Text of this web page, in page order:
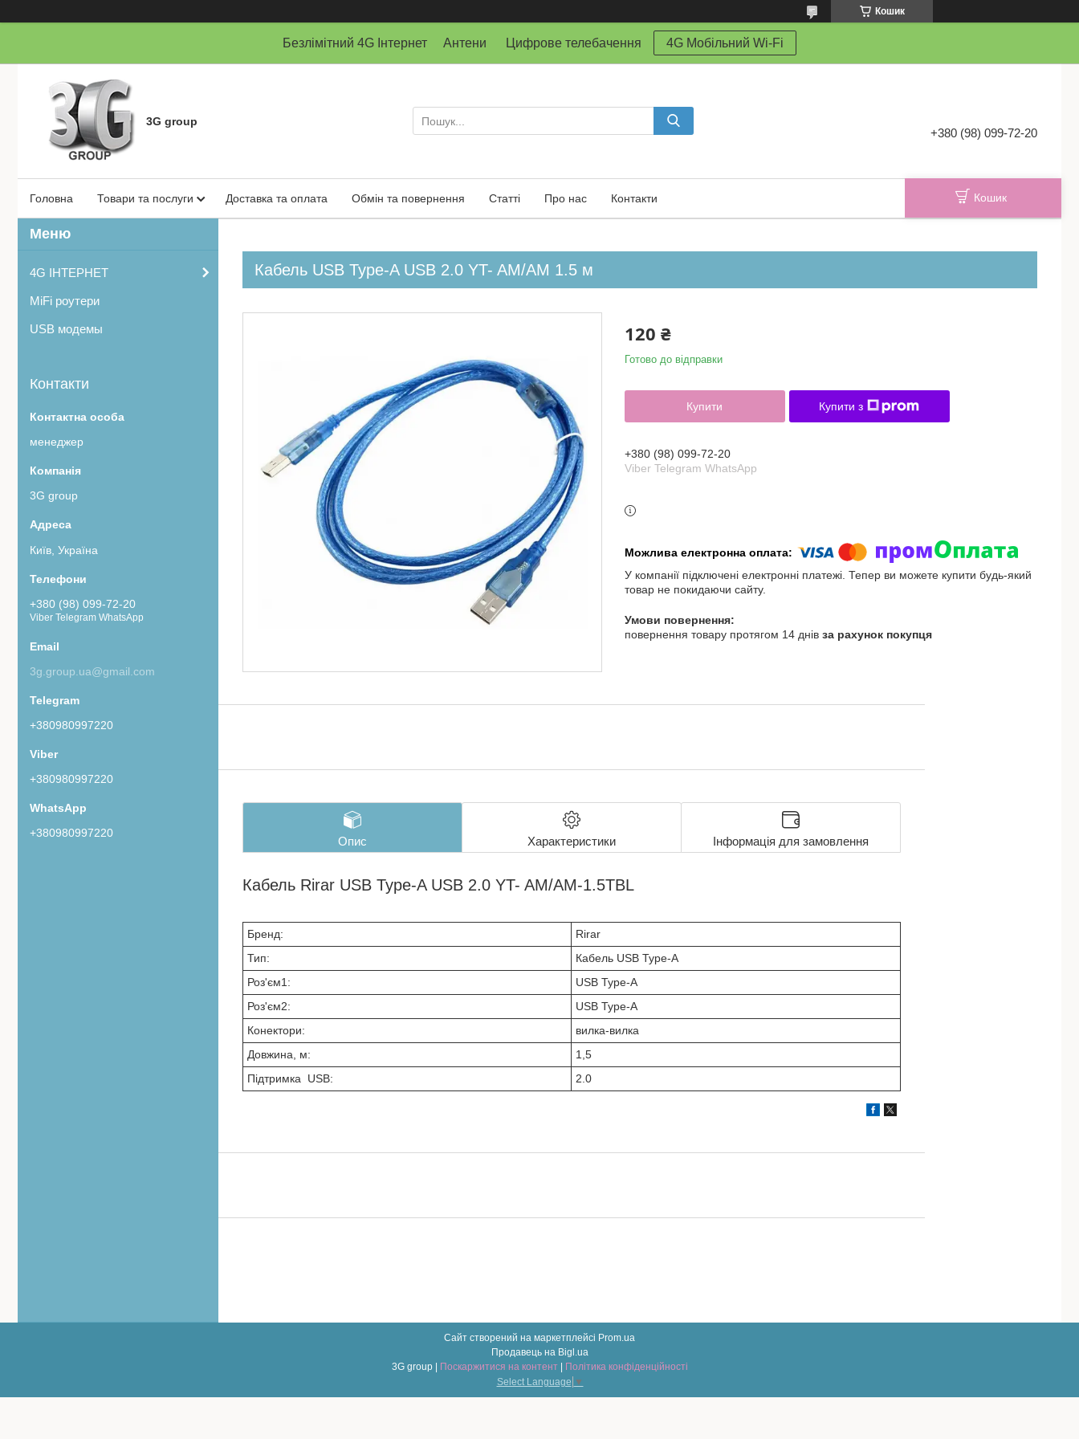
Кошик
Безлімітний 4G Інтернет Антени Цифрове телебачення 4G Мобільний Wi-Fi
3G group
+380 (98) 099-72-20
Головна Товари та послуги Доставка та оплата Обмін та повернення Статті Про нас Контакти Кошик
Кабель USB Type-A USB 2.0 YT- AM/AM 1.5 м
120 ₴
Готово до відправки
Купити Купити з
+380 (98) 099-72-20
Viber Telegram WhatsApp
У компанії підключені електронні платежі. Тепер ви можете купити будь-який
товар не покидаючи сайту.
повернення товару протягом 14 днів за рахунок покупця
Опис Характеристики Інформація для замовлення
Кабель Rirar USB Type-A USB 2.0 YT- AM/AM-1.5TBL
Бренд:
Rirar
Тип:
Кабель USB Type-A
Роз'єм1:
USB Type-A
Роз'єм2:
USB Type-A
Конектори:
вилка-вилка
Довжина, м:
1,5
Підтримка USB:
2.0
4G ІНТЕРНЕТ
MiFi роутери
USB модемы
Контакти
менеджер
3G group
Київ, Україна
+380 (98) 099-72-20
Viber Telegram WhatsApp
3g.group.ua@gmail.com
+380980997220
+380980997220
+380980997220
Сайт створений на маркетплейсі Prom.ua
Продавець на Bigl.ua
Поскаржитися на контент
Політика конфіденційності
Select Language ▼